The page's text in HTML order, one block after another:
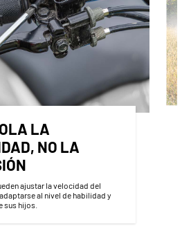
LA
NO LA
ajustar la velocidad del
al nivel de habilidad y
sus hijos.